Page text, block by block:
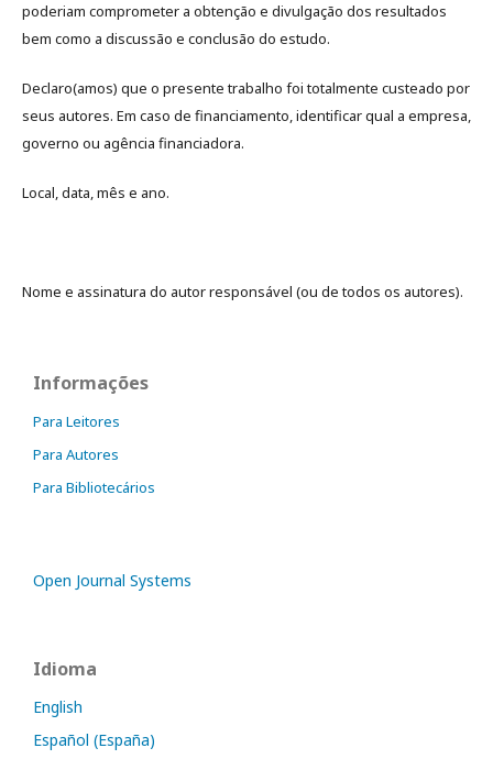
poderiam comprometer a obtenção e divulgação dos resultados
bem como a discussão e conclusão do estudo.
Declaro(amos) que o presente trabalho foi totalmente custeado por
seus autores. Em caso de financiamento, identificar qual a empresa,
governo ou agência financiadora.
Local, data, mês e ano.
Nome e assinatura do autor responsável (ou de todos os autores).
Informações
Para Leitores
Para Autores
Para Bibliotecários
Open Journal Systems
Idioma
English
Español (España)